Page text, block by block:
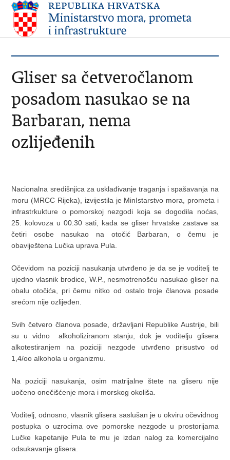
Gliser sa četveročlanom
posadom nasukao se na
Barbaran, nema
ozlijeđenih
Nacionalna središnjica za usklađivanje traganja i spašavanja na
moru (MRCC Rijeka), izvijestila je MinIstarstvo mora, prometa i
infrastrkukture o pomorskoj nezgodi koja se dogodila noćas,
25. kolovoza u 00.30 sati, kada se gliser hrvatske zastave sa
četiri osobe nasukao na otočić Barbaran, o čemu je
obaviještena Lučka uprava Pula.
Očevidom na poziciji nasukanja utvrđeno je da se je voditelj te
ujedno vlasnik brodice, W.P., nesmotrenošću nasukao gliser na
obalu otočića, pri čemu nitko od ostalo troje članova posade
srećom nije ozlijeđen.
Svih četvero članova posade, državljani Republike Austrije, bili
su u vidno alkoholiziranom stanju, dok je voditelju glisera
alkotestiranjem na poziciji nezgode utvrđeno prisustvo od
1,4/oo alkohola u organizmu.
Na poziciji nasukanja, osim matrijalne štete na gliseru nije
uočeno onečišćenje mora i morskog okoliša.
Voditelj, odnosno, vlasnik glisera saslušan je u okviru očevidnog
postupka o uzrocima ove pomorske nezgode u prostorijama
Lučke kapetanije Pula te mu je izdan nalog za komercijalno
odsukavanje glisera.